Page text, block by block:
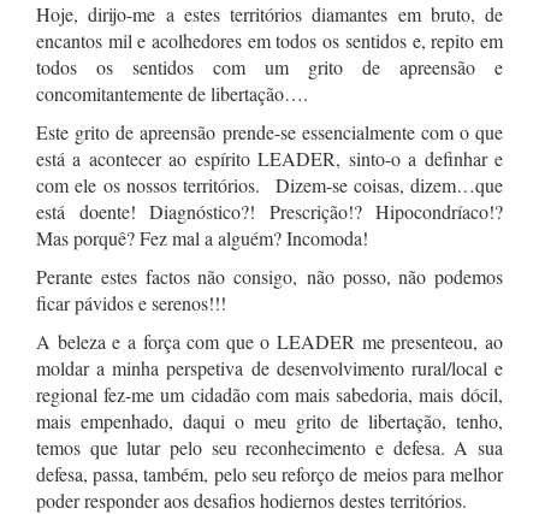
Hoje, dirijo-me a estes territórios diamantes em bruto, de
encantos mil e acolhedores em todos os sentidos e, repito em
todos os sentidos com um grito de apreensão e
concomitantemente de libertação….
Este grito de apreensão prende-se essencialmente com o que
está a acontecer ao espírito LEADER, sinto-o a definhar e
com ele os nossos territórios. Dizem-se coisas, dizem…que
está doente! Diagnóstico?! Prescrição!? Hipocondríaco!?
Mas porquê? Fez mal a alguém? Incomoda!
Perante estes factos não consigo, não posso, não podemos
ficar pávidos e serenos!!!
A beleza e a força com que o LEADER me presenteou, ao
moldar a minha perspetiva de desenvolvimento rural/local e
regional fez-me um cidadão com mais sabedoria, mais dócil,
mais empenhado, daqui o meu grito de libertação, tenho,
temos que lutar pelo seu reconhecimento e defesa. A sua
defesa, passa, também, pelo seu reforço de meios para melhor
poder responder aos desafios hodiernos destes territórios.